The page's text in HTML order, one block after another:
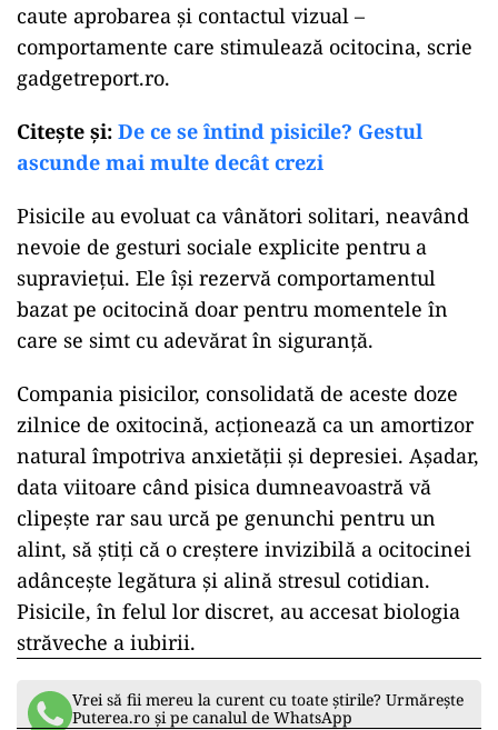
caute aprobarea și contactul vizual –
comportamente care stimulează ocitocina, scrie
gadgetreport.ro.
Citeşte şi: De ce se întind pisicile? Gestul
ascunde mai multe decât crezi
Pisicile au evoluat ca vânători solitari, neavând
nevoie de gesturi sociale explicite pentru a
supraviețui. Ele își rezervă comportamentul
bazat pe ocitocină doar pentru momentele în
care se simt cu adevărat în siguranță.
Compania pisicilor, consolidată de aceste doze
zilnice de oxitocină, acționează ca un amortizor
natural împotriva anxietății și depresiei. Așadar,
data viitoare când pisica dumneavoastră vă
clipește rar sau urcă pe genunchi pentru un
alint, să știți că o creștere invizibilă a ocitocinei
adâncește legătura și alină stresul cotidian.
Pisicile, în felul lor discret, au accesat biologia
străveche a iubirii.
Vrei să fii mereu la curent cu toate știrile? Urmărește
Puterea.ro și pe canalul de WhatsApp